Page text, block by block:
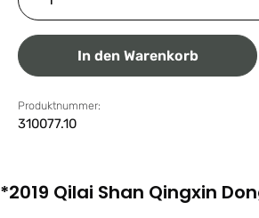
In den Warenkorb
Produktnummer:
310077.10
*2019 Qilai Shan Qingxin